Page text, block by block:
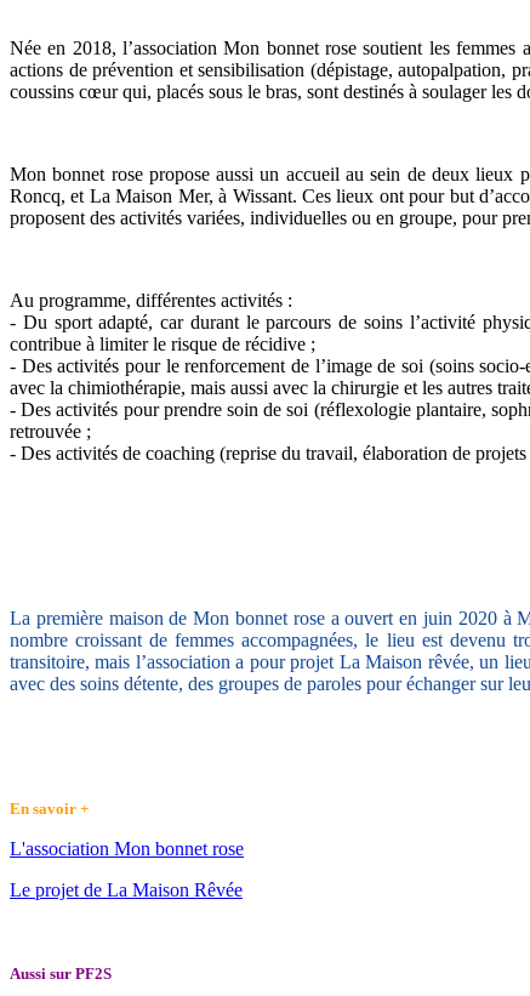
Née en 2018, l’association Mon bonnet rose soutient les
actions de prévention et sensibilisation (dépistage, autopalpation,
coussins cœur qui, placés sous le bras, sont destinés à soulager les
Mon bonnet rose propose aussi un accueil au sein de deux
Roncq, et La Maison Mer, à Wissant. Ces lieux ont pour but
proposent des activités variées, individuelles ou en groupe, pour
Au programme, différentes activités :
- Du sport adapté, car durant le parcours de soins l’activité
contribue à limiter le risque de récidive ;
- Des activités pour le renforcement de l’image de soi (soins
avec la chimiothérapie, mais aussi avec la chirurgie et les autres
- Des activités pour prendre soin de soi (réflexologie plantaire,
retrouvée ;
- Des activités de coaching (reprise du travail, élaboration de
La première maison de Mon bonnet rose a ouvert en juin 2020 à
nombre croissant de femmes accompagnées, le lieu est devenu
transitoire, mais l’association a pour projet La Maison rêvée, un
avec des soins détente, des groupes de paroles pour échanger sur
En savoir +
L'association Mon bonnet rose
Le projet de La Maison Rêvée
Aussi sur PF2S